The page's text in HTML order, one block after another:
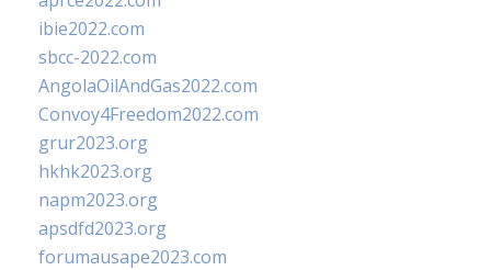
ibie2022.com
sbcc-2022.com
AngolaOilAndGas2022.com
Convoy4Freedom2022.com
grur2023.org
hkhk2023.org
napm2023.org
apsdfd2023.org
forumausape2023.com